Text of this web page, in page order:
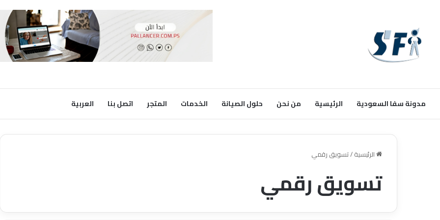
مدونة سفا السعودية الرئيسية من نحن حلول الصيانة الخدمات المتجر اتصل بنا العربية
الرئيسية/تسويق رقمي
تسويق رقمي